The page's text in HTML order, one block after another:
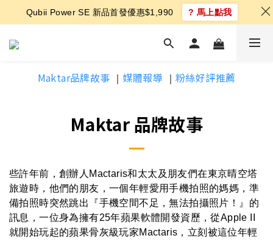
Maktar品牌故事 媒體報導 粉絲好評推薦
Maktar 品牌故事
些許年前，創辦人Mactaris和太太及朋友們在東京晴空塔
旅遊時，他們的朋友，一個年輕愛用手機拍照的媽媽，準
備拍照時突然跳出『手機空間不足，無法拍攝照片！』的
訊息，一位身為擁有25年蘋果軟體開發資歷，從Apple II
就開始玩起的蘋果骨灰級玩家Mactaris，立刻被這位年輕
Qubii Power SE 新品首發優惠$1,990 ? 馬上點我